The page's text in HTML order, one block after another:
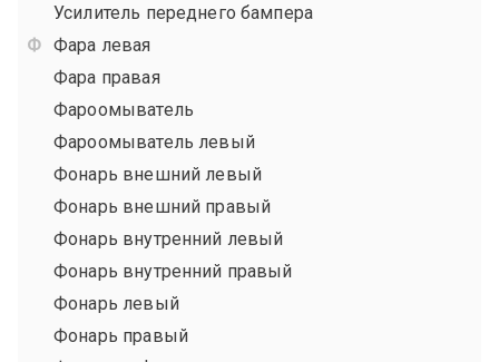
Усилитель переднего бампера
Фара левая
Фара правая
Фароомыватель
Фароомыватель левый
Фонарь внешний левый
Фонарь внешний правый
Фонарь внутренний левый
Фонарь внутренний правый
Фонарь левый
Фонарь правый